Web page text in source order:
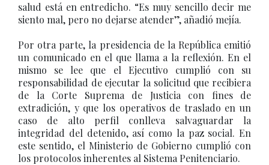
salud está en entredicho. “Es muy sencillo decir me
siento mal, pero no dejarse atender”, añadió mejía.
Por otra parte, la presidencia de la República emitió
un comunicado en el que llama a la reflexión. En el
mismo se lee que el Ejecutivo cumplió con su
responsabilidad de ejecutar la solicitud que recibiera
de la Corte Suprema de Justicia con fines de
extradición, y que los operativos de traslado en un
caso de alto perfil conlleva salvaguardar la
integridad del detenido, así como la paz social. En
este sentido, el Ministerio de Gobierno cumplió con
los protocolos inherentes al Sistema Penitenciario.